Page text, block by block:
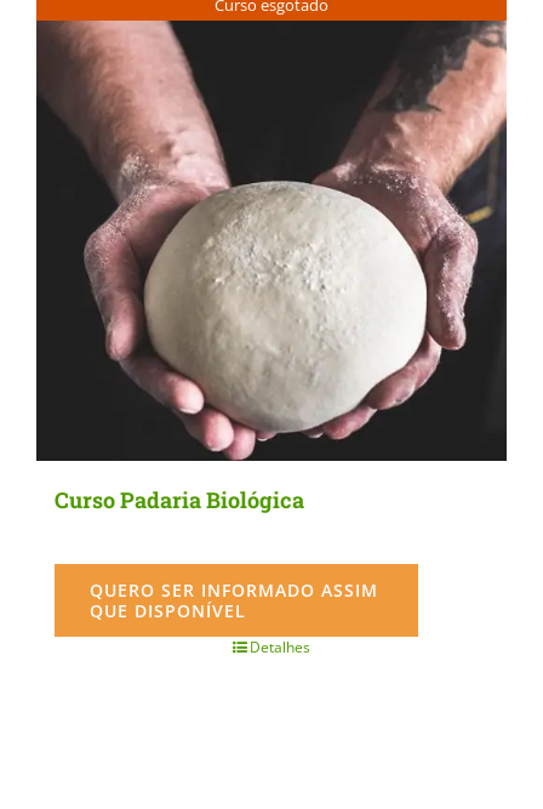
Curso esgotado
Curso Padaria Biológica
QUERO SER INFORMADO ASSIM
QUE DISPONÍVEL
Detalhes